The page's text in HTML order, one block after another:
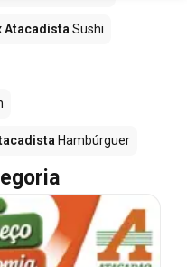
Atacadista Sushi
Hambúrguer